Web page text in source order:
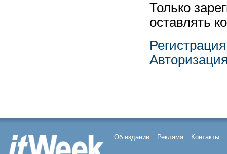
Только
оставлять
Регистрация
Об издании Реклама Контакты